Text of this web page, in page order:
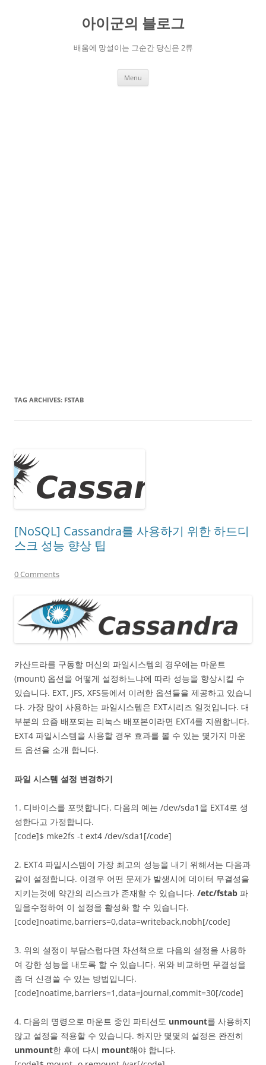
아이군의 블로그
배움에 망설이는 그순간 당신은 2류
Menu
TAG ARCHIVES: FSTAB
[NoSQL] Cassandra를 사용하기 위한 하드디
스크 성능 향상 팁
0 Comments
카산드라를 구동할 머신의 파일시스템의 경우에는 마운트
(mount) 옵션을 어떻게 설정하느냐에 따라 성능을 향상시킬 수
있습니다. EXT, JFS, XFS등에서 이러한 옵션들을 제공하고 있습니
다. 가장 많이 사용하는 파일시스템은 EXT시리즈 일것입니다. 대
부분의 요즘 배포되는 리눅스 배포본이라면 EXT4를 지원합니다.
EXT4 파일시스템을 사용할 경우 효과를 볼 수 있는 몇가지 마운
트 옵션을 소개 합니다.
파일 시스템 설정 변경하기
1. 디바이스를 포맷합니다. 다음의 예는 /dev/sda1을 EXT4로 생
성한다고 가정합니다.
[code]$ mke2fs -t ext4 /dev/sda1[/code]
2. EXT4 파일시스템이 가장 최고의 성능을 내기 위해서는 다음과
같이 설정합니다. 이경우 어떤 문제가 발생시에 데이터 무결성을
지키는것에 약간의 리스크가 존재할 수 있습니다. /etc/fstab 파
일을수정하여 이 설정을 활성화 할 수 있습니다.
[code]noatime,barriers=0,data=writeback,nobh[/code]
3. 위의 설정이 부담스럽다면 차선책으로 다음의 설정을 사용하
여 강한 성능을 내도록 할 수 있습니다. 위와 비교하면 무결성을
좀 더 신경쓸 수 있는 방법입니다.
[code]noatime,barriers=1,data=journal,commit=30[/code]
4. 다음의 명령으로 마운트 중인 파티션도 unmount를 사용하지
않고 설정을 적용할 수 있습니다. 하지만 몇몇의 설정은 완전히
unmount한 후에 다시 mount해야 합니다.